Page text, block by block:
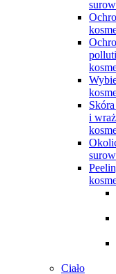
i
Ciało